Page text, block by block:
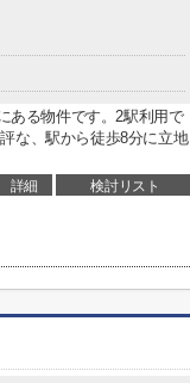
ある物件です。2駅利用で
な、駅から徒歩8分に立地
詳細 検討リスト